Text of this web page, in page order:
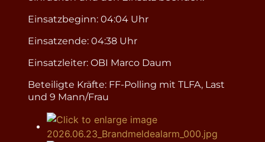
Einsatzbeginn: 04:04 Uhr
Einsatzende: 04:38 Uhr
Einsatzleiter: OBI Marco Daum
Beteiligte Kräfte: FF-Polling mit TLFA, Last
und 9 Mann/Frau